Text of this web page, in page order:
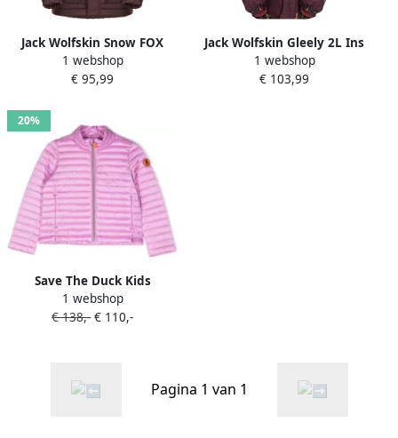
Jack Wolfskin Snow FOX
Jacket Kids Winterjack
Kinderen 104 enberry
1 webshop
€ 95,99
Jack Wolfskin Gleely 2L Ins
Print Jacket Kids Winterjack
Kinderen 104 boysenberry
1 webshop
€ 103,99
20%
Save The Duck Kids
Gewatteerd jack Paars
1 webshop
€ 138,- € 110,-
Pagina 1 van 1